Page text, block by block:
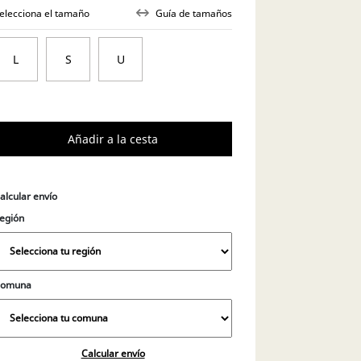
el tamaño Guía de tamaños
L S
envío
Calcular envío